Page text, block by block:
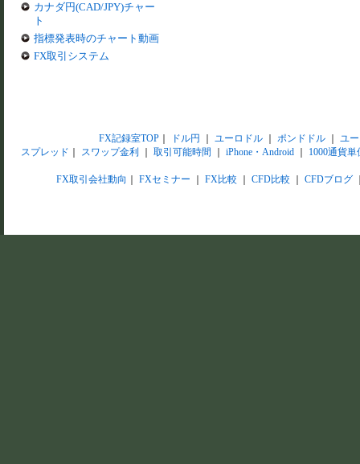
カナダ円(CAD/JPY)チャー
ト
指標発表時のチャート動画
FX取引システム
FX記録室TOP｜ ドル円 ユーロドル｜ ポンドドル｜ ユ
スプレッド
スワップ金利 取引可能時間 iPhone・Android 1000通貨単
FX取引会社動向 FXセミナー FX比較 CFD比較 CFDブログ